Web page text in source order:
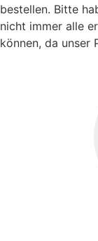
bestellen. Bitte
nicht immer alle
können, da unser